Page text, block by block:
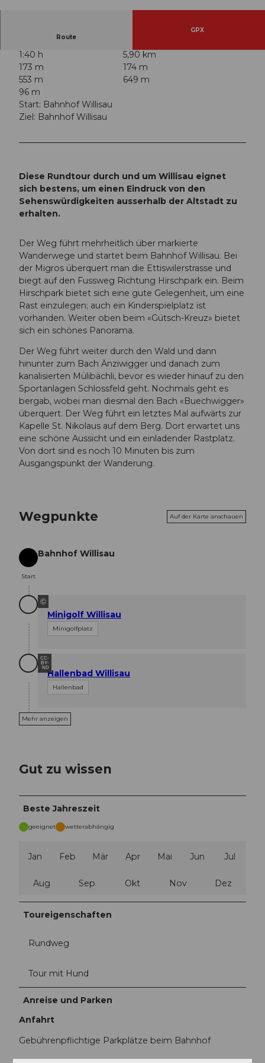
Route
GPX
1:40 h
5,90 km
173 m
174 m
553 m
649 m
96 m
Start: Bahnhof Willisau
Ziel: Bahnhof Willisau
Diese Rundtour durch und um Willisau eignet
sich bestens, um einen Eindruck von den
Sehenswürdigkeiten ausserhalb der Altstadt zu
erhalten.
Der Weg führt mehrheitlich über markierte
Wanderwege und startet beim Bahnhof Willisau. Bei
der Migros überquert man die Ettiswilerstrasse und
biegt auf den Fussweg Richtung Hirschpark ein. Beim
Hirschpark bietet sich eine gute Gelegenheit, um eine
Rast einzulegen; auch ein Kinderspielplatz ist
vorhanden. Weiter oben beim «Gütsch-Kreuz» bietet
sich ein schönes Panorama.
Der Weg führt weiter durch den Wald und dann
hinunter zum Bach Änziwigger und danach zum
kanalisierten Mülibächli, bevor es wieder hinauf zu den
Sportanlagen Schlossfeld geht. Nochmals geht es
bergab, wobei man diesmal den Bach «Buechwigger»
überquert. Der Weg führt ein letztes Mal aufwärts zur
Kapelle St. Nikolaus auf dem Berg. Dort erwartet uns
eine schöne Aussicht und ein einladender Rastplatz.
Von dort sind es noch 10 Minuten bis zum
Ausgangspunkt der Wanderung.
Wegpunkte Auf der Karte anschauen
Start
Start
Bahnhof Willisau
©
Minigolf Willisau
Minigolfplatz
CC-
BY-
NDHallenbad Willisau
Hallenbad
Mehr anzeigen
Gut zu wissen
Beste Jahreszeit
geeignet wetterabhängig
Jan Feb Mär Apr Mai Jun Jul
Aug Sep Okt Nov Dez
Toureigenschaften
Rundweg
Tour mit Hund
Anreise und Parken
Anfahrt
Gebührenpflichtige Parkplätze beim Bahnhof